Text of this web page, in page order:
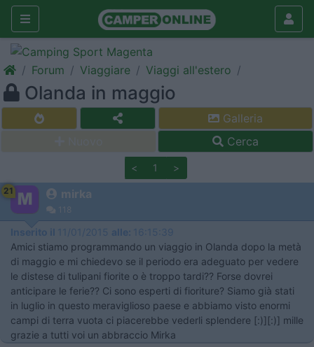
Forum Viaggiare Viaggi all'estero
Olanda in maggio
Galleria
Cerca
< 1 >
21 mirka
118
Inserito il 11/01/2015 alle: 16:15:39
Amici stiamo programmando un viaggio in Olanda dopo la metà
di maggio e mi chiedevo se il periodo era adeguato per vedere
le distese di tulipani fiorite o è troppo tardi?? Forse dovrei
anticipare le ferie?? Ci sono esperti di fioriture? Siamo già stati
in luglio in questo meraviglioso paese e abbiamo visto enormi
campi di terra vuota ci piacerebbe vederli splendere [:)][:)] mille
grazie a tutti voi un abbraccio Mirka